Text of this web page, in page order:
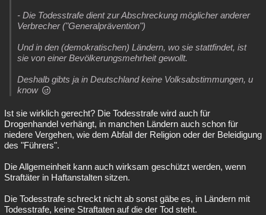
- Die Todesstrafe dient zur Abschreckung möglicher anderer
Verbrecher ("Generalprävention")
Und in den (demokratischen) Ländern, wo sie stattfindet, ist
sie von einer Bevölkerungsmehrheit gewollt.
Deshalb gibts ja in Deutschland keine Volksabstimmungen, u
know
Ist sie wirklich gerecht? Die Todesstrafe wird auch für
Drogenhandel verhängt, in manchen Ländern auch schon für
niedere Vergehen, wie dem Abfall der Religion oder der Beleidigung
des "Führers".
Die Allgemeinheit kann auch wirksam geschützt werden, wenn
Straftäter in Haftanstalten sitzen.
Die Todesstrafe schreckt nicht ab sonst gäbe es, in Ländern mit
Todesstrafe, keine Straftaten auf die der Tod steht.